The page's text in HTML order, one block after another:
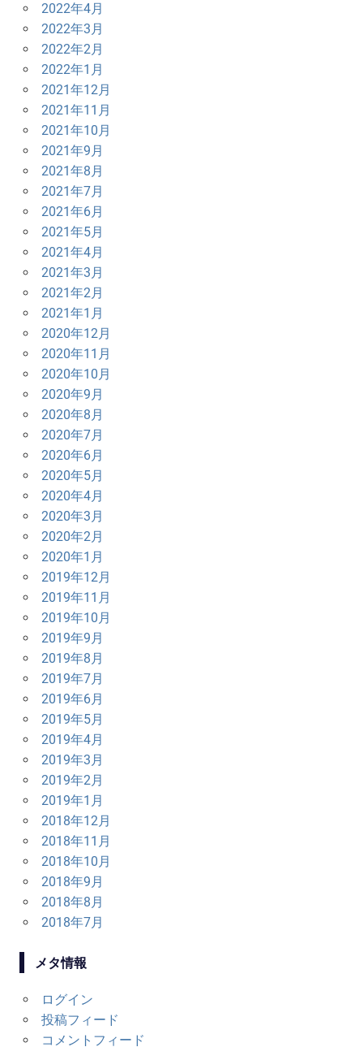
2022年4月
2022年3月
2022年2月
2022年1月
2021年12月
2021年11月
2021年10月
2021年9月
2021年8月
2021年7月
2021年6月
2021年5月
2021年4月
2021年3月
2021年2月
2021年1月
2020年12月
2020年11月
2020年10月
2020年9月
2020年8月
2020年7月
2020年6月
2020年5月
2020年4月
2020年3月
2020年2月
2020年1月
2019年12月
2019年11月
2019年10月
2019年9月
2019年8月
2019年7月
2019年6月
2019年5月
2019年4月
2019年3月
2019年2月
2019年1月
2018年12月
2018年11月
2018年10月
2018年9月
2018年8月
2018年7月
メタ情報
ログイン
投稿フィード
コメントフィード